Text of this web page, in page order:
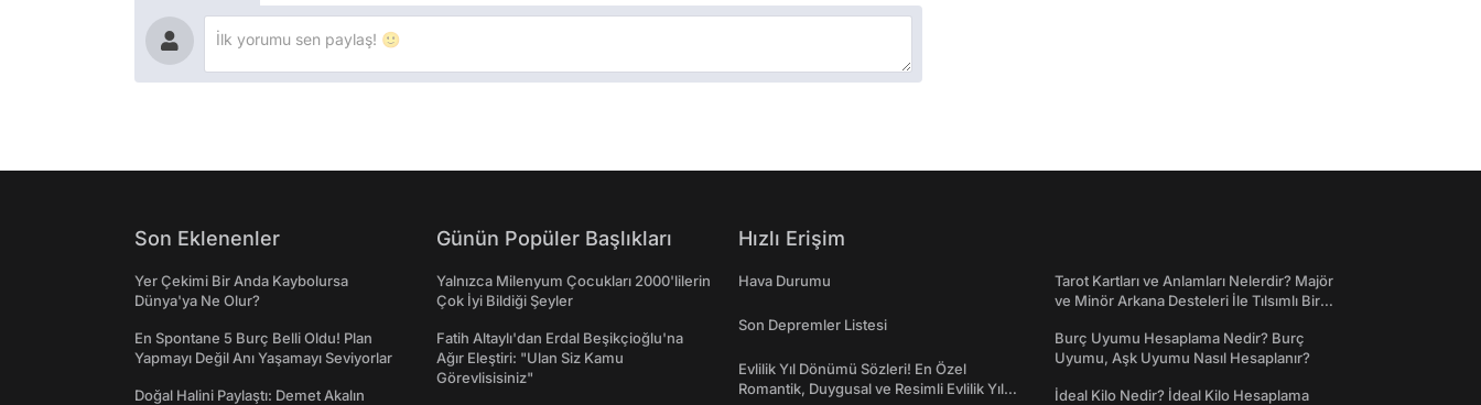
Son Eklenenler
Yer Çekimi Bir Anda Kaybolursa
Dünya'ya Ne Olur?
En Spontane 5 Burç Belli Oldu! Plan
Yapmayı Değil Anı Yaşamayı Seviyorlar
Doğal Halini Paylaştı: Demet Akalın
Günün Popüler Başlıkları
Yalnızca Milenyum Çocukları 2000'lilerin
Çok İyi Bildiği Şeyler
Fatih Altaylı'dan Erdal Beşikçioğlu'na
Ağır Eleştiri: "Ulan Siz Kamu
Görevlisisiniz"
Hızlı Erişim
Hava Durumu
Son Depremler Listesi
Evlilik Yıl Dönümü Sözleri! En Özel
Romantik, Duygusal ve Resimli Evlilik Yıl
Tarot Kartları ve Anlamları Nelerdir? Majör
ve Minör Arkana Desteleri İle Tılsımlı Bir
Burç Uyumu Hesaplama Nedir? Burç
Uyumu, Aşk Uyumu Nasıl Hesaplanır?
İdeal Kilo Nedir? İdeal Kilo Hesaplama